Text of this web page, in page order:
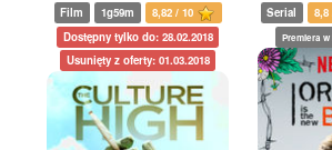
Film 1g59m
8,82 / 10
Dostępny tylko do: 28.02.2018
Usunięty z oferty: 01.03.2018
Serial 8,8
Premiera